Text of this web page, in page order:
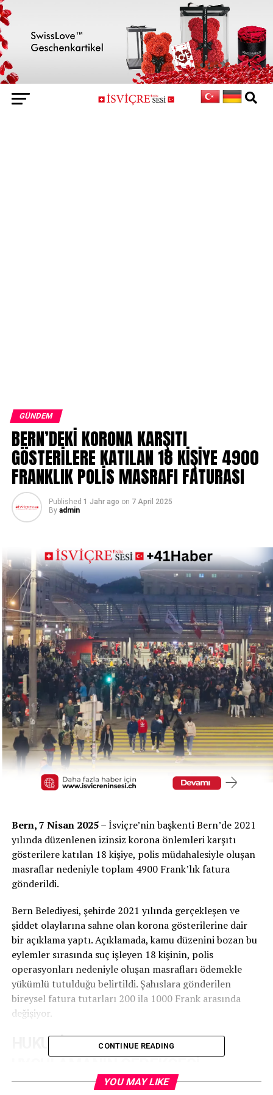
GÜNDEM
BERN’DEKİ KORONA KARŞITI
GÖSTERİLERE KATILAN 18 KİŞİYE 4900
FRANKLIK POLİS MASRAFI FATURASI
Published 1 Jahr ago on 7 April 2025
By admin
Bern, 7 Nisan 2025– İsviçre’nin başkenti Bern’de 2021
yılında düzenlenen izinsiz korona önlemleri karşıtı
gösterilere katılan 18 kişiye, polis müdahalesiyle oluşan
masraflar nedeniyle toplam 4900 Frank’lık fatura
gönderildi.
Bern Belediyesi, şehirde 2021 yılında gerçekleşen ve
şiddet olaylarına sahne olan korona gösterilerine dair
bir açıklama yaptı. Açıklamada, kamu düzenini bozan bu
eylemler sırasında suç işleyen 18 kişinin, polis
operasyonları nedeniyle oluşan masrafları ödemekle
yükümlü tutulduğu belirtildi. Şahıslara gönderilen
bireysel fatura tutarları 200 ila 1000 Frank arasında
değişiyor.
HUKUKİ DAYANAK VE
Karar, Bern kent parlamentosunda gündeme gelen ve
CONTINUE READING
YOU MAY LIKE